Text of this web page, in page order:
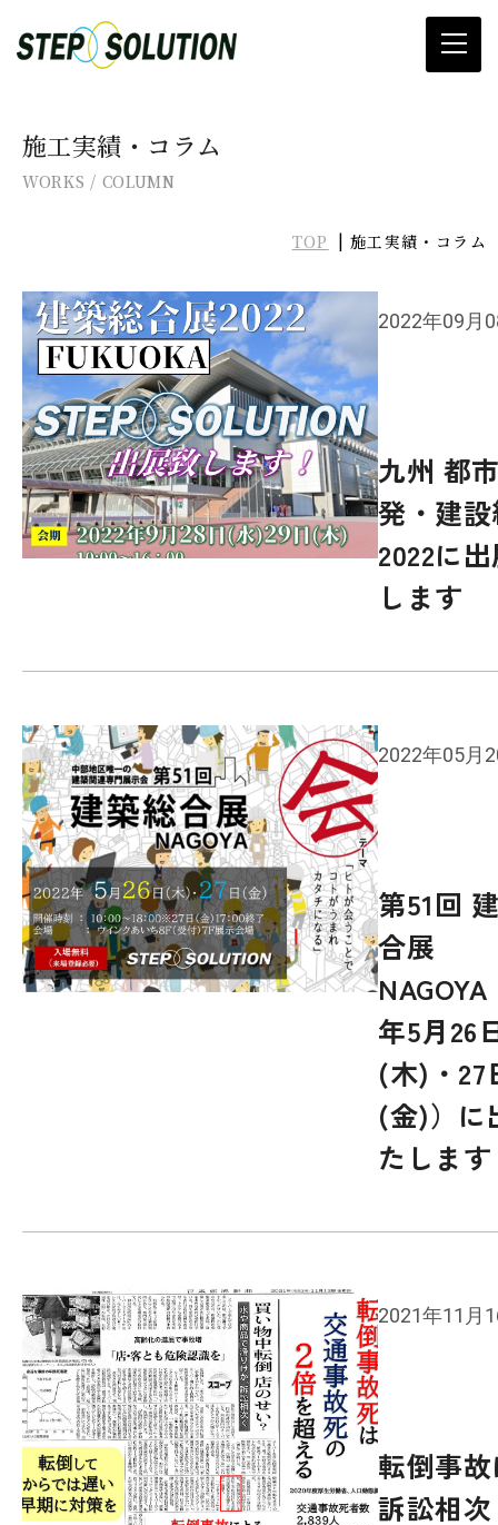
滑り止め施工
滑り止め材料販売
カタログ&SDSダウンロード
施工実績・コラム
お知らせ
個人情報保護方針
受付時間 9:00〜18:00 (土日祝を除く)
商談予約
お問い合わせ
施工実績・コラム
WORKS / COLUMN
TOP 施工実績・コラム
2022年09月
九州 都
発・建
2022に
します
2022年05月
第51回
合展
年5月26
(木)・27
(金)）に
たします
2021年11月
転倒事
訴訟相